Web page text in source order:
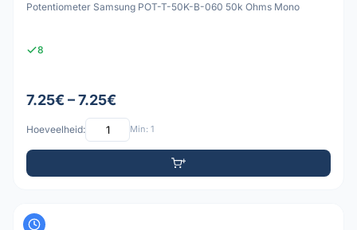
Potentiometer Samsung POT-T-50K-B-060 50k Ohms Mono
8
7.25€ – 7.25€
Hoeveelheid: Min: 1